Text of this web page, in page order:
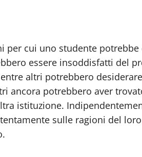
per cui uno studente
essere insoddisfatti del
altri potrebbero
ancora potrebbero aver
istituzione.
sulle ragioni del